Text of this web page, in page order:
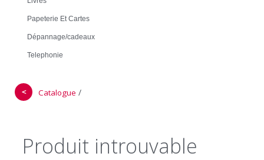
Papeterie Et Cartes
Dépannage/cadeaux
Telephonie
＜ Catalogue /
Produit introuvable